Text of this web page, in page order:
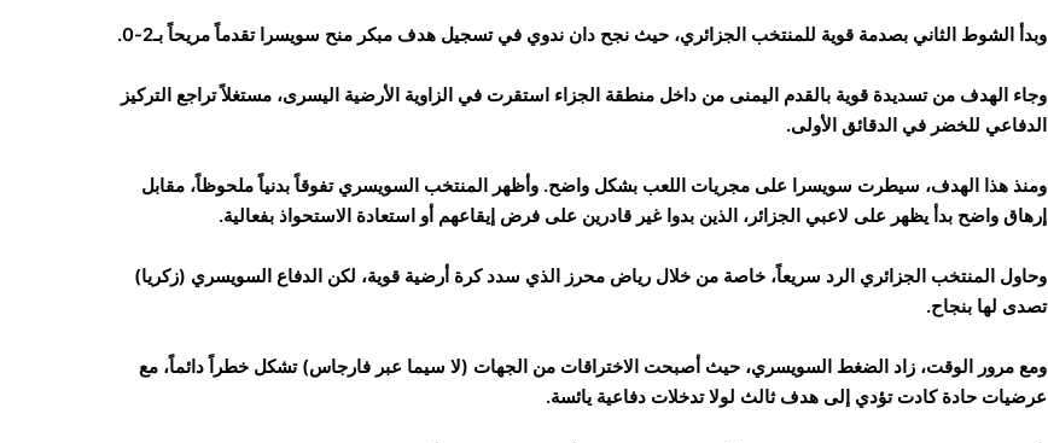
وبدأ الشوط الثاني بصدمة قوية للمنتخب الجزائري، حيث نجح دان ندوي في تسجيل هدف مبكر منح سويسرا تقدماً مريحاً بـ2-0.
وجاء الهدف من تسديدة قوية بالقدم اليمنى من داخل منطقة الجزاء استقرت في الزاوية الأرضية اليسرى، مستغلاً تراجع التركيز
الدفاعي للخضر في الدقائق الأولى.
ومنذ هذا الهدف، سيطرت سويسرا على مجريات اللعب بشكل واضح. وأظهر المنتخب السويسري تفوقاً بدنياً ملحوظاً، مقابل
إرهاق واضح بدأ يظهر على لاعبي الجزائر، الذين بدوا غير قادرين على فرض إيقاعهم أو استعادة الاستحواذ بفعالية.
وحاول المنتخب الجزائري الرد سريعاً، خاصة من خلال رياض محرز الذي سدد كرة أرضية قوية، لكن الدفاع السويسري (زكريا)
تصدى لها بنجاح.
ومع مرور الوقت، زاد الضغط السويسري، حيث أصبحت الاختراقات من الجهات (لا سيما عبر فارجاس) تشكل خطراً دائماً، مع
عرضيات حادة كادت تؤدي إلى هدف ثالث لولا تدخلات دفاعية يائسة.